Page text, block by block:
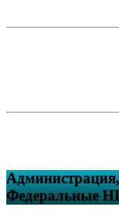
Федеральные